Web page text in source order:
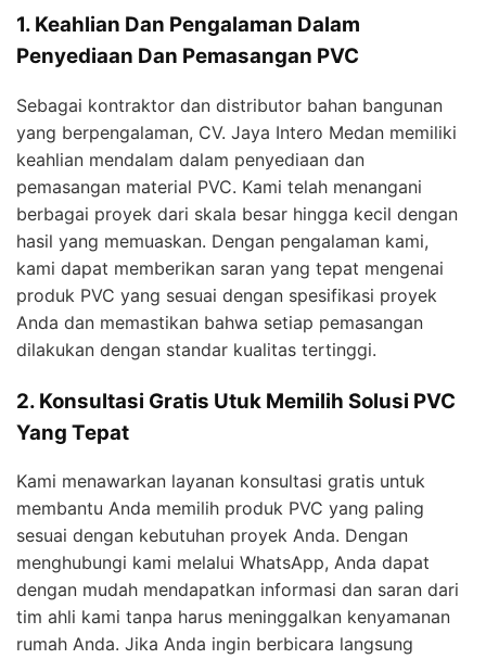
1. Keahlian Dan Pengalaman Dalam
Penyediaan Dan Pemasangan PVC
Sebagai kontraktor dan distributor bahan bangunan
yang berpengalaman, CV. Jaya Intero Medan memiliki
keahlian mendalam dalam penyediaan dan
pemasangan material PVC. Kami telah menangani
berbagai proyek dari skala besar hingga kecil dengan
hasil yang memuaskan. Dengan pengalaman kami,
kami dapat memberikan saran yang tepat mengenai
produk PVC yang sesuai dengan spesifikasi proyek
Anda dan memastikan bahwa setiap pemasangan
dilakukan dengan standar kualitas tertinggi.
2. Konsultasi Gratis Utuk Memilih Solusi PVC
Yang Tepat
Kami menawarkan layanan konsultasi gratis untuk
membantu Anda memilih produk PVC yang paling
sesuai dengan kebutuhan proyek Anda. Dengan
menghubungi kami melalui WhatsApp, Anda dapat
dengan mudah mendapatkan informasi dan saran dari
tim ahli kami tanpa harus meninggalkan kenyamanan
rumah Anda. Jika Anda ingin berbicara langsung